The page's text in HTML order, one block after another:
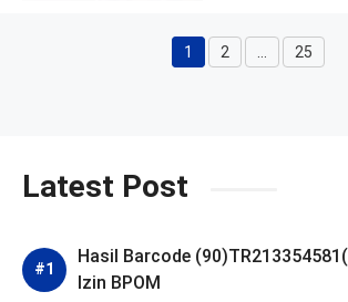
Halaman
1 Halaman
2 25
Latest Post
Hasil Barcode
Izin BPOM